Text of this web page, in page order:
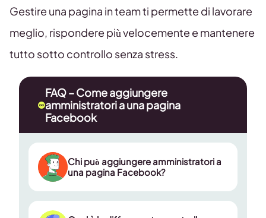
Gestire una pagina in team ti permette di lavorare
meglio, rispondere più velocemente e mantenere
tutto sotto controllo senza stress.
FAQ – Come aggiungere
amministratori a una pagina
Facebook
Chi può aggiungere amministratori a
una pagina Facebook?